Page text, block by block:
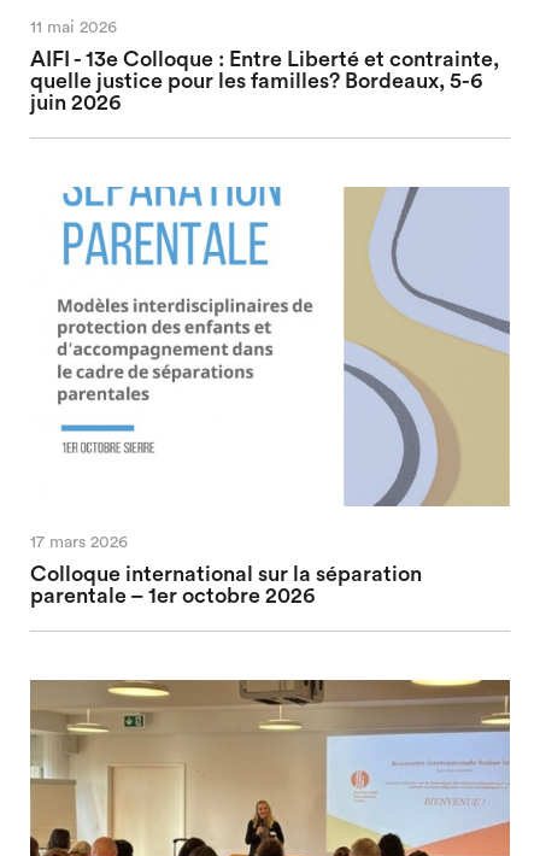
11 mai 2026
AIFI - 13e Colloque : Entre Liberté et contrainte,
quelle justice pour les familles? Bordeaux, 5-6
juin 2026
17 mars 2026
Colloque international sur la séparation
parentale – 1er octobre 2026